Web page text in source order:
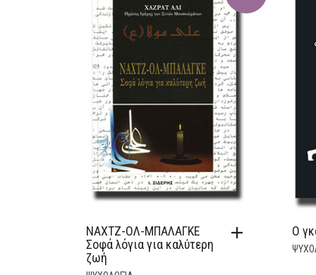
ΝΑΧΤΖ-ΟΛ-ΜΠΑΛΑΓΚΕ
Σοφά λόγια για καλύτερη
ζωή
Ο